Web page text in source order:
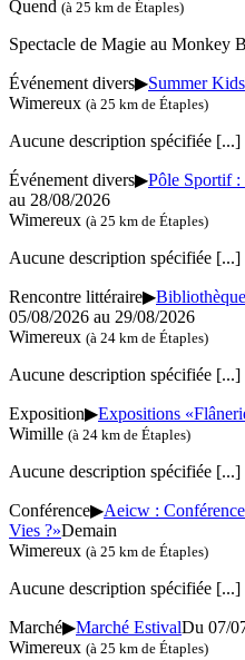
Quend (à 25 km de Étaples)
Spectacle de Magie au Monkey
Événement divers▶Summer Kids
Wimereux (à 25 km de Étaples)
Aucune description spécifiée [...]
Événement divers▶Pôle Sportif :
au 28/08/2026
Wimereux (à 25 km de Étaples)
Aucune description spécifiée [...]
Rencontre littéraire▶
05/08/2026 au 29/08/2026
Wimereux (à 24 km de Étaples)
Aucune description spécifiée [...]
Exposition▶Expositions
Wimille (à 24 km de Étaples)
Aucune description spécifiée [...]
Conférence▶Aeicw :
Vies ?»Demain
Wimereux (à 25 km de Étaples)
Aucune description spécifiée [...]
Marché▶Marché EstivalDu 07/
Wimereux (à 25 km de Étaples)